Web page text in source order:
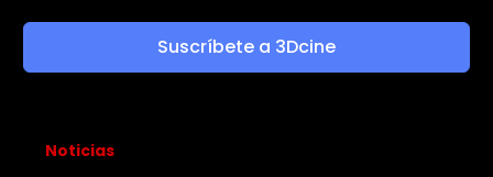
Suscríbete a 3Dcine
Noticias